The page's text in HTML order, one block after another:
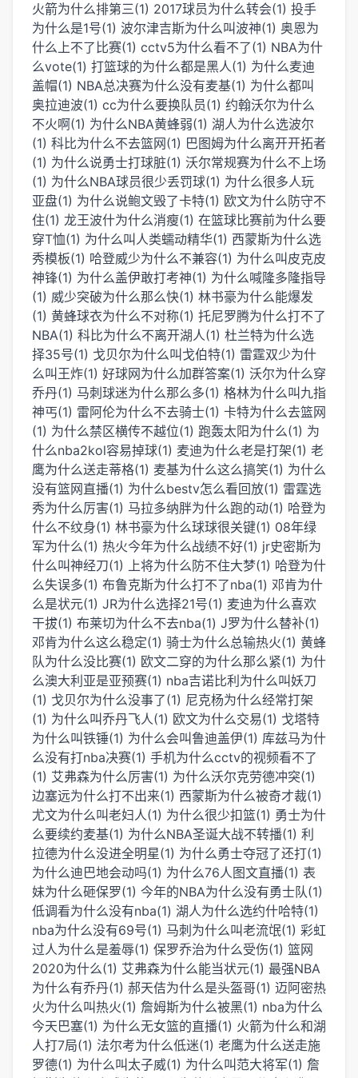
火箭为什么排第三(1) 2017球员为什么转会(1) 投手
为什么是1号(1) 波尔津吉斯为什么叫波神(1) 奥恩为
什么上不了比赛(1) cctv5为什么看不了(1) NBA为什
么vote(1) 打篮球的为什么都是黑人(1) 为什么麦迪
盖帽(1) NBA总决赛为什么没有麦基(1) 为什么都叫
奥拉迪波(1) cc为什么要换队员(1) 约翰沃尔为什么
不火啊(1) 为什么NBA黄蜂弱(1) 湖人为什么选波尔
(1) 科比为什么不去篮网(1) 巴图姆为什么离开开拓者
(1) 为什么说勇士打球脏(1) 沃尔常规赛为什么不上场
(1) 为什么NBA球员很少丢罚球(1) 为什么很多人玩
亚盘(1) 为什么说鲍文毁了卡特(1) 欧文为什么防守不
住(1) 龙王波什为什么消瘦(1) 在篮球比赛前为什么要
穿T恤(1) 为什么叫人类蠕动精华(1) 西蒙斯为什么选
秀模板(1) 哈登威少为什么不兼容(1) 为什么叫皮克皮
神锋(1) 为什么盖伊敢打考神(1) 为什么喊隆多隆指导
(1) 威少突破为什么那么快(1) 林书豪为什么能爆发
(1) 黄蜂球衣为什么不对称(1) 托尼罗腾为什么打不了
NBA(1) 科比为什么不离开湖人(1) 杜兰特为什么选
择35号(1) 戈贝尔为什么叫戈伯特(1) 雷霆双少为什
么叫王炸(1) 好球网为什么加群答案(1) 沃尔为什么穿
乔丹(1) 马刺球迷为什么那么多(1) 格林为什么叫九指
神丐(1) 雷阿伦为什么不去骑士(1) 卡特为什么去篮网
(1) 为什么禁区横传不越位(1) 跑轰太阳为什么(1) 为
什么nba2kol容易掉球(1) 麦迪为什么老是打架(1) 老
鹰为什么送走蒂格(1) 麦基为什么这么搞笑(1) 为什么
没有篮网直播(1) 为什么bestv怎么看回放(1) 雷霆选
秀为什么厉害(1) 马拉多纳胖为什么跑的动(1) 哈登为
什么不纹身(1) 林书豪为什么球球很关键(1) 08年绿
军为什么(1) 热火今年为什么战绩不好(1) jr史密斯为
什么叫神经刀(1) 上将为什么防不住大梦(1) 哈登为什
么失误多(1) 布鲁克斯为什么打不了nba(1) 邓肯为什
么是状元(1) JR为什么选择21号(1) 麦迪为什么喜欢
干拔(1) 布莱切为什么不去nba(1) J罗为什么替补(1)
邓肯为什么这么稳定(1) 骑士为什么总输热火(1) 黄蜂
队为什么没比赛(1) 欧文二穿的为什么那么紧(1) 为什
么澳大利亚是亚预赛(1) nba吉诺比利为什么叫妖刀
(1) 戈贝尔为什么没事了(1) 尼克杨为什么经常打架
(1) 为什么叫乔丹飞人(1) 欧文为什么交易(1) 戈塔特
为什么叫铁锤(1) 为什么会叫鲁迪盖伊(1) 库兹马为什
么没有打nba决赛(1) 手机为什么cctv的视频看不了
(1) 艾弗森为什么厉害(1) 为什么沃尔克劳德冲突(1)
边塞远为什么打不出来(1) 西蒙斯为什么被奇才裁(1)
尤文为什么叫老妇人(1) 为什么很少扣篮(1) 勇士为什
么要续约麦基(1) 为什么NBA圣诞大战不转播(1) 利
拉德为什么没进全明星(1) 为什么勇士夺冠了还打(1)
为什么迪巴地会动吗(1) 为什么76人图文直播(1) 表
妹为什么砸保罗(1) 今年的NBA为什么没有勇士队(1)
低调看为什么没有nba(1) 湖人为什么选约什哈特(1)
nba为什么没有69号(1) 马刺为什么叫老流氓(1) 彩虹
过人为什么是羞辱(1) 保罗乔治为什么受伤(1) 篮网
2020为什么(1) 艾弗森为什么能当状元(1) 最强NBA
为什么有乔丹(1) 郝天佶为什么是头盔哥(1) 迈阿密热
火为什么叫热火(1) 詹姆斯为什么被黑(1) nba为什么
今天巴塞(1) 为什么无女篮的直播(1) 火箭为什么和湖
人打7局(1) 法尔考为什么低迷(1) 老鹰为什么送走施
罗德(1) 为什么叫太子威(1) 为什么叫范大将军(1) 詹